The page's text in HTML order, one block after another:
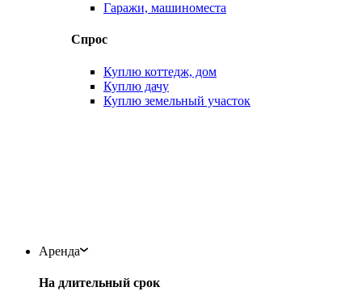
Гаражи, машиноместа
Спрос
Куплю коттедж, дом
Куплю дачу
Куплю земельный участок
Аренда
На длительный срок